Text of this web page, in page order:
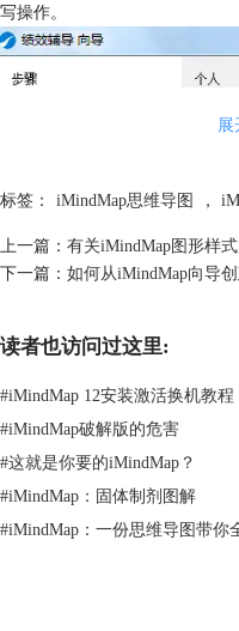
写操作。
第二步骤是iMindMap基于交通
析。首先是绿色，这是优势、
标签： iMindMap思维导图 ，
上一篇： 有关iMindMap图形样
下一篇： 如何从iMindMap向导
读者也访问过这里:
#iMindMap 12安装激活换机教程
#iMindMap破解版的危害
#这就是你要的iMindMap？
#iMindMap：固体制剂图解
#iMindMap：一份思维导图带你